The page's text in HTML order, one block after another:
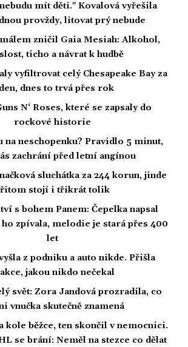
mít děti." Kovalová vyřešila
provždy, litovat prý nebude
zničil Gaia Mesiah: Alkohol,
ticho a návrat k hudbě
vyfiltrovat celý Chesapeake Bay za
dnes to trvá přes rok
N‘ Roses, které se zapsaly do
rockové historie
na neschopenku? Pravidlo 5 minut,
zachrání před letní angínou
sluchátka za 244 korun, jinde
stojí i třikrát tolik
s bohem Panem: Čepelka napsal
zpívala, melodie je stará přes 400
let
z podniku a auto nikde. Přišla
jakou nikdo nečekal
svět: Zora Jandová prozradila, co
vnučka skutečně znamená
kole běžce, ten skončil v nemocnici.
se brání: Neměl na stezce co dělat